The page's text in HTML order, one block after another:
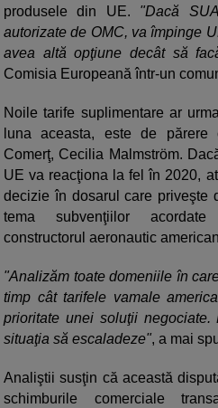
produsele din UE. "Dacă
autorizate de OMC, va împinge
avea altă opţiune decât să
Comisia Europeană într-un
Noile tarife suplimentare ar
luna aceasta, este de părere
Comerţ, Cecilia Malmström.
UE va reacţiona la fel în 2020,
decizie în dosarul care priveşte
tema subvenţiilor
constructorul aeronautic
"Analizăm toate domeniile în
timp cât tarifele vamale
prioritate unei soluţii
situaţia să escaladeze", a mai
Analiştii susţin că această
schimburile comerciale